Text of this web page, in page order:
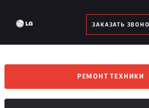
ЗАКАЗАТЬ
РЕМОНТ ТЕХНИКИ